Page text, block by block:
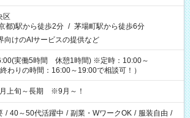
区
都)駅から徒歩2分 / 茅場町駅から徒歩6分
向けのAIサービスの提供など
実働5時間 休憩1時間) ※定時：10:00～
わりの時間：16:00～19:00で相談可！）
上旬～長期 ※9月～！
/ 40～50代活躍中 / 副業・WワークOK / 服装自由 /